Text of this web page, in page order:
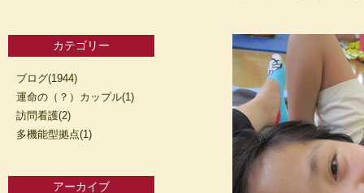
カテゴリー
ブログ(1944)
運命の（？）カップル(1)
訪問看護(2)
多機能型拠点(1)
アーカイブ